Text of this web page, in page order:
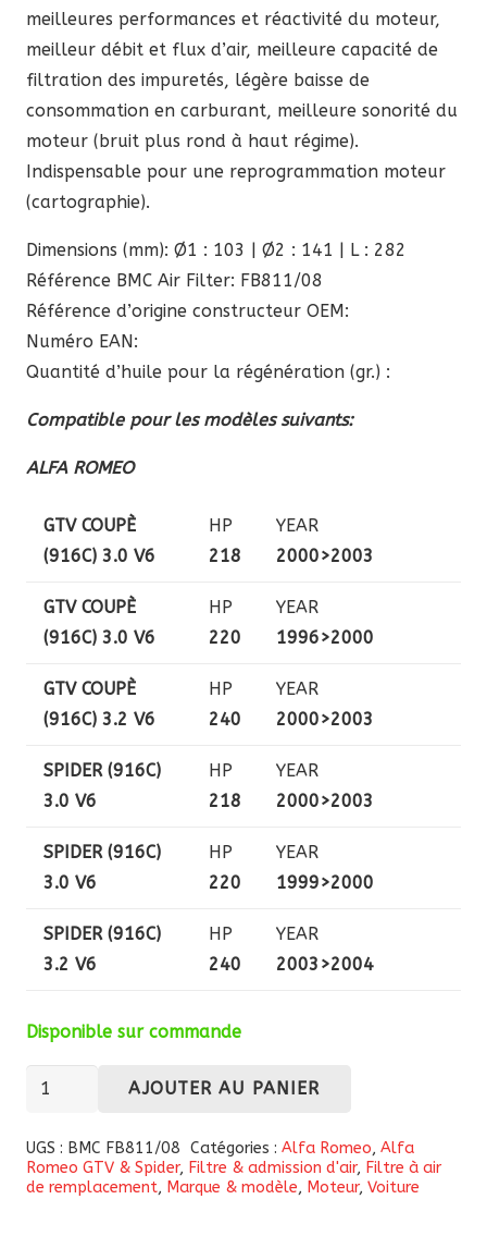
meilleures performances et réactivité du moteur,
meilleur débit et flux d’air, meilleure capacité de
filtration des impuretés, légère baisse de
consommation en carburant, meilleure sonorité du
moteur (bruit plus rond à haut régime).
Indispensable pour une reprogrammation moteur
(cartographie).
Dimensions (mm): Ø1 : 103 | Ø2 : 141 | L : 282
Référence BMC Air Filter: FB811/08
Référence d’origine constructeur OEM:
Numéro EAN:
Quantité d’huile pour la régénération (gr.) :
Compatible pour les modèles suivants:
ALFA ROMEO
GTV COUPÈ
(916C) 3.0 V6
HP
218
YEAR
2000>2003
GTV COUPÈ
(916C) 3.0 V6
HP
220
YEAR
1996>2000
GTV COUPÈ
(916C) 3.2 V6
HP
240
YEAR
2000>2003
SPIDER (916C)
3.0 V6
HP
218
YEAR
2000>2003
SPIDER (916C)
3.0 V6
HP
220
YEAR
1999>2000
SPIDER (916C)
3.2 V6
HP
240
YEAR
2003>2004
Disponible sur commande
quantité
Filtre
à
AJOUTER AU PANIER
UGS : BMC FB811/08 Catégories : Alfa Romeo, Alfa
Romeo GTV & Spider, Filtre & admission d'air, Filtre à air
de remplacement, Marque & modèle, Moteur, Voiture